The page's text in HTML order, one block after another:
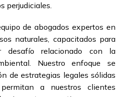
perjudiciales.
de abogados expertos en
naturales, capacitados para
desafío relacionado con la
Nuestro enfoque se
de estrategias legales sólidas
a nuestros clientes